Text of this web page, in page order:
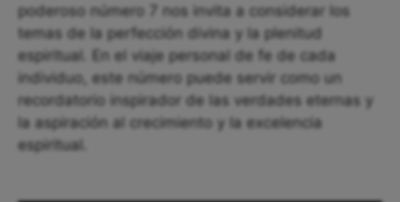
poderoso número 7 nos invita a considerar los
temas de la perfección divina y la plenitud
espiritual. En el viaje personal de fe de cada
individuo, este número puede servir como un
recordatorio inspirador de las verdades eternas y
la aspiración al crecimiento y la excelencia
espiritual.